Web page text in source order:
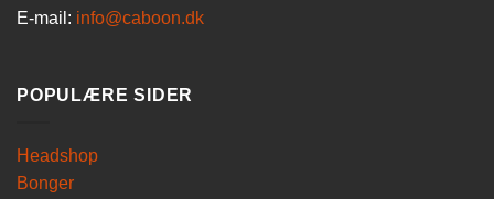
E-mail: info@caboon.dk
POPULÆRE SIDER
Headshop
Bonger